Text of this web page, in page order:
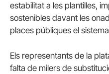
estabilitat a les plantilles,
sostenibles davant les
places públiques el
Els representants de la
falta de milers de